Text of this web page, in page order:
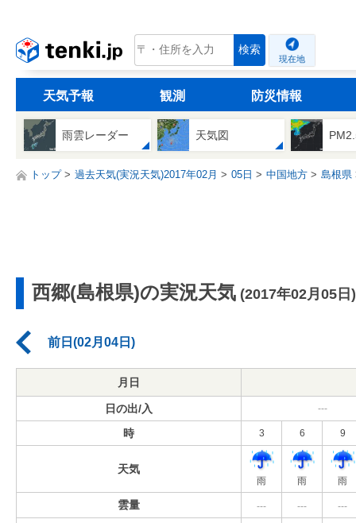
tenki.jp 検索
現在地
天気予報 観測 防災情報
雨雲レーダー 天気図
トップ 過去天気(実況天気)2017年02月 05日 中国地方 島根県
西郷(島根県)の実況天気 (2017年02月05日)
前日(02月04日)
月日
日の出/入 ---
時 3 6 9
天気
雨 雨 雨
雲量 --- --- ---